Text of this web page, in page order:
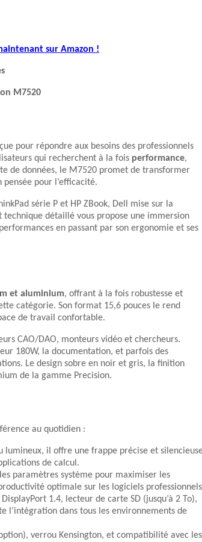
sur Amazon !
M7520
pour répondre aux besoins des professionnels
qui recherchent à la fois performance,
de données, le M7520 promet de transformer
pour l’efficacité.
série P et HP ZBook, Dell mise sur la
détaillé vous propose une immersion
en passant par son ergonomie et ses
et aluminium, offrant à la fois robustesse et
catégorie. Son format 15,6 pouces le rend
de travail confortable.
CAO/DAO, monteurs vidéo et chercheurs.
180W, la documentation, et parfois des
Le design sobre en noir et gris, la finition
de la gamme Precision.
au quotidien :
lumineux, il offre une frappe précise et
de calcul.
paramètres système pour maximiser les
optimale sur les logiciels
1.4, lecteur de carte SD (jusqu’à 2 To),
l’intégration dans tous les environnements de
verrou Kensington, et compatibilité avec les